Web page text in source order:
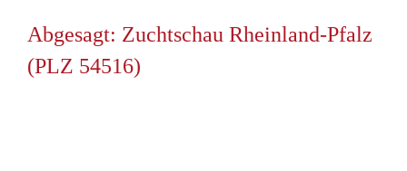
Abgesagt: Zuchtschau Rheinland-Pfalz
(PLZ 54516)